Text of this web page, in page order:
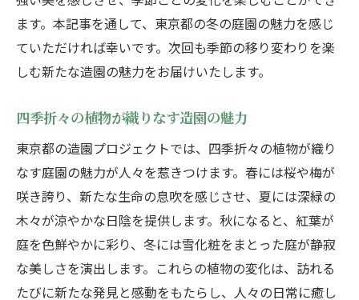
ます。本記事を通して、東京都の冬の庭園の魅力を感じ
ていただければ幸いです。次回も季節の移り変わりを楽
しむ新たな造園の魅力をお届けいたします。
四季折々の植物が織りなす造園の魅力
東京都の造園プロジェクトでは、四季折々の植物が織り
なす庭園の魅力が人々を惹きつけます。春には桜や梅が
咲き誇り、新たな生命の息吹を感じさせ、夏には深緑の
木々が涼やかな日陰を提供します。秋になると、紅葉が
庭を色鮮やかに彩り、冬には雪化粧をまとった庭が静寂
な美しさを演出します。これらの植物の変化は、訪れる
たびに新たな発見と感動をもたらし、人々の日常に癒し